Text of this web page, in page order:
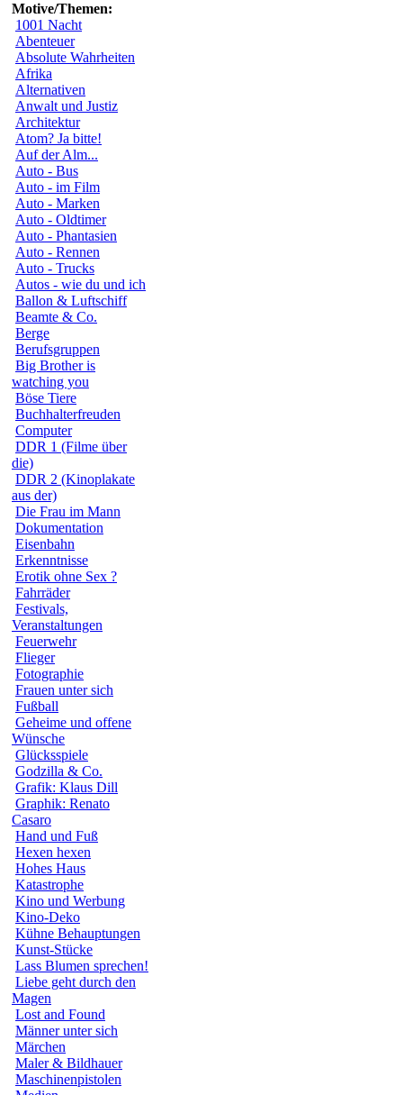
Motive/Themen:
1001 Nacht
Abenteuer
Absolute Wahrheiten
Afrika
Alternativen
Anwalt und Justiz
Architektur
Atom? Ja bitte!
Auf der Alm...
Auto - Bus
Auto - im Film
Auto - Marken
Auto - Oldtimer
Auto - Phantasien
Auto - Rennen
Auto - Trucks
Autos - wie du und ich
Ballon & Luftschiff
Beamte & Co.
Berge
Berufsgruppen
Big Brother is
watching you
Böse Tiere
Buchhalterfreuden
Computer
DDR 1 (Filme über
die)
DDR 2 (Kinoplakate
aus der)
Die Frau im Mann
Dokumentation
Eisenbahn
Erkenntnisse
Erotik ohne Sex ?
Fahrräder
Festivals,
Veranstaltungen
Feuerwehr
Flieger
Fotographie
Frauen unter sich
Fußball
Geheime und offene
Wünsche
Glücksspiele
Godzilla & Co.
Grafik: Klaus Dill
Graphik: Renato
Casaro
Hand und Fuß
Hexen hexen
Hohes Haus
Katastrophe
Kino und Werbung
Kino-Deko
Kühne Behauptungen
Kunst-Stücke
Lass Blumen sprechen!
Liebe geht durch den
Magen
Lost and Found
Männer unter sich
Märchen
Maler & Bildhauer
Maschinenpistolen